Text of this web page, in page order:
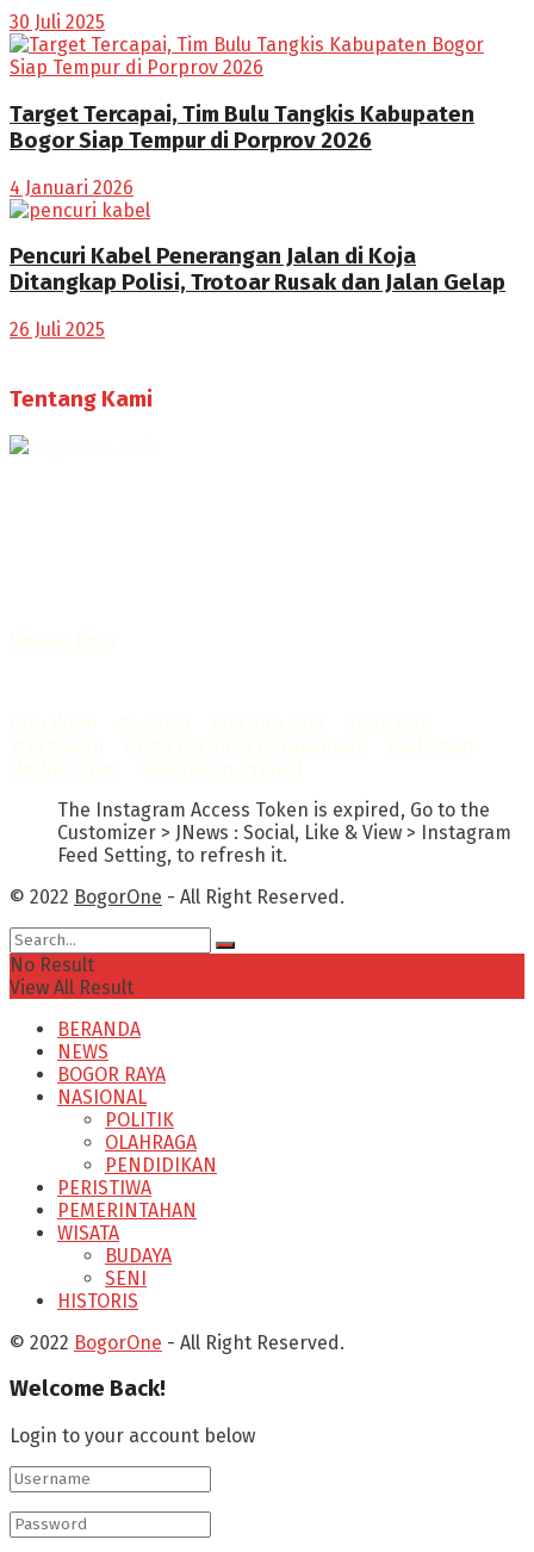
30 Juli 2025
Target Tercapai, Tim Bulu Tangkis Kabupaten
Bogor Siap Tempur di Porprov 2026
4 Januari 2026
Pencuri Kabel Penerangan Jalan di Koja
Ditangkap Polisi, Trotoar Rusak dan Jalan Gelap
26 Juli 2025
Tentang Kami
The Instagram Access Token is expired, Go to the
Customizer > JNews : Social, Like & View > Instagram
Feed Setting, to refresh it.
© 2022 BogorOne - All Right Reserved.
No Result
View All Result
BERANDA
NEWS
BOGOR RAYA
NASIONAL
POLITIK
OLAHRAGA
PENDIDIKAN
PERISTIWA
PEMERINTAHAN
WISATA
BUDAYA
SENI
HISTORIS
© 2022 BogorOne - All Right Reserved.
Welcome Back!
Login to your account below